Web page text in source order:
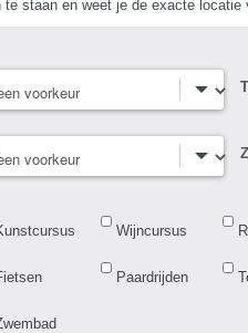
te staan en weet je de exacte locatie
Wijncursus
Paardrijden